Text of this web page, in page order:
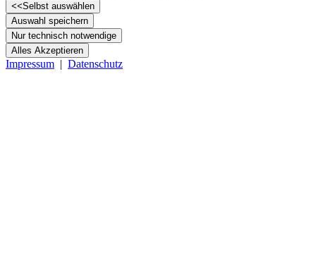
<<Selbst auswählen
Auswahl speichern
Nur technisch notwendige
Alles Akzeptieren
Impressum | Datenschutz